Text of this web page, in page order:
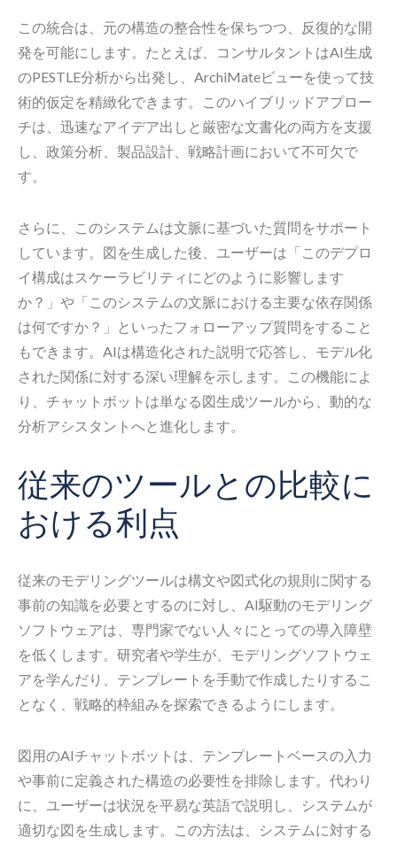
この統合は、元の構造の整合性を保ちつつ、反復的な開
発を可能にします。たとえば、コンサルタントはAI生成
のPESTLE分析から出発し、ArchiMateビューを使って技
術的仮定を精緻化できます。このハイブリッドアプロー
チは、迅速なアイデア出しと厳密な文書化の両方を支援
し、政策分析、製品設計、戦略計画において不可欠で
す。
さらに、このシステムは文脈に基づいた質問をサポート
しています。図を生成した後、ユーザーは「このデプロ
イ構成はスケーラビリティにどのように影響します
か？」や「このシステムの文脈における主要な依存関係
は何ですか？」といったフォローアップ質問をすること
もできます。AIは構造化された説明で応答し、モデル化
された関係に対する深い理解を示します。この機能によ
り、チャットボットは単なる図生成ツールから、動的な
分析アシスタントへと進化します。
従来のツールとの比較に
おける利点
従来のモデリングツールは構文や図式化の規則に関する
事前の知識を必要とするのに対し、AI駆動のモデリング
ソフトウェアは、専門家でない人々にとっての導入障壁
を低くします。研究者や学生が、モデリングソフトウェ
アを学んだり、テンプレートを手動で作成したりするこ
となく、戦略的枠組みを探索できるようにします。
図用のAIチャットボットは、テンプレートベースの入力
や事前に定義された構造の必要性を排除します。代わり
に、ユーザーは状況を平易な英語で説明し、システムが
適切な図を生成します。この方法は、システムに対する